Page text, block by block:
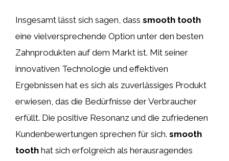
Insgesamt lässt sich sagen, dass smooth tooth
eine vielversprechende Option unter den besten
Zahnprodukten auf dem Markt ist. Mit seiner
innovativen Technologie und effektiven
Ergebnissen hat es sich als zuverlässiges Produkt
erwiesen, das die Bedürfnisse der Verbraucher
erfüllt. Die positive Resonanz und die zufriedenen
Kundenbewertungen sprechen für sich. smooth
tooth hat sich erfolgreich als herausragendes